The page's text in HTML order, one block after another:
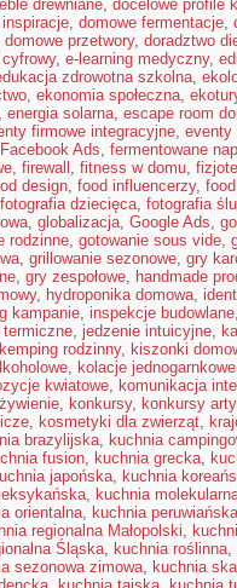
drewniane, docelowe profile
, domowe fermentacje,
domowe przetwory, doradztwo
, e-learning medyczny,
zdrowotna szkolna,
, ekonomia społeczna,
energia solarna, escape room
firmowe integracyjne, eventy
Facebook Ads, fermentowane
, firewall , fitness w domu,
design, food influencerzy,
fotografia dziecięca, fotografia
, globalizacja, Google Ads,
rodzinne, gotowanie sous vide,
, grillowanie sezonowe, gry
, gry zespołowe, handmade
, hydroponika domowa,
kampanie, inspekcje budowlane
, jedzenie intuicyjne,
kemping rodzinny, kiszonki
, kolacje jednogarnkowe
kwiatowe, komunikacja
, konkursy, konkursy
, kosmetyki dla zwierząt,
brazylijska, kuchnia
fusion, kuchnia grecka,
japońska, kuchnia
, kuchnia
orientalna, kuchnia peruwiańska
regionalna Małopolski,
Śląska, kuchnia roślinna,
sezonowa zimowa, kuchnia